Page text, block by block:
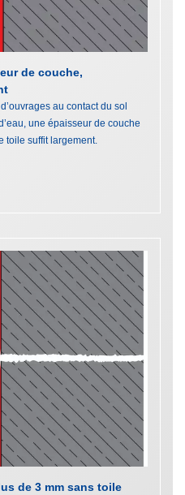
de couche,
au contact du sol
une épaisseur de couche
toile suffit largement.
de 3 mm sans toile